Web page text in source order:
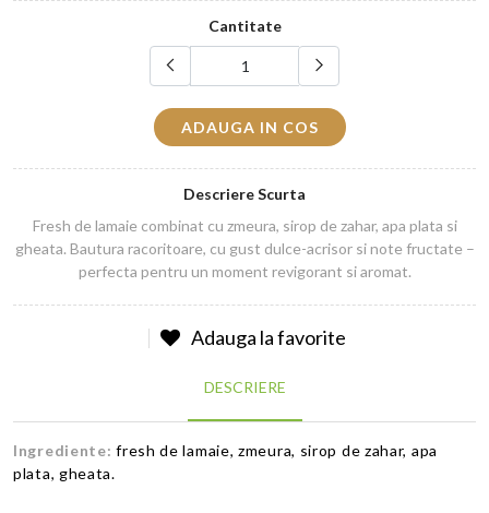
Cantitate
ADAUGA IN COS
Descriere Scurta
Fresh de lamaie combinat cu zmeura, sirop de zahar, apa plata si
gheata. Bautura racoritoare, cu gust dulce-acrisor si note fructate –
perfecta pentru un moment revigorant si aromat.
Adauga la favorite
DESCRIERE
Ingrediente:fresh de lamaie, zmeura, sirop de zahar, apa
plata, gheata.